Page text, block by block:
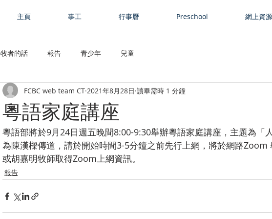
主頁 事工 行事曆 Preschool 網上資源
牧者的話 報告 青少年 兒童
粵語家庭講座
FCBC web team CT 2021年8月28日 讀畢需時 1 分鐘
粵語部將於9月24日週五晚間8:00-9:30舉辦粵語家庭講座，主題為「
為陳漢樑傳道，請於開始時間3-5分鐘之前先行上網，將於網路Zoom
或胡嘉明牧師取得Zoom上網資訊。
報告